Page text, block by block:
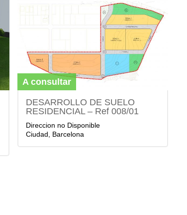
A consultar
DESARROLLO DE SUELO
RESIDENCIAL – Ref 008/01
Direccion no Disponible
Ciudad, Barcelona